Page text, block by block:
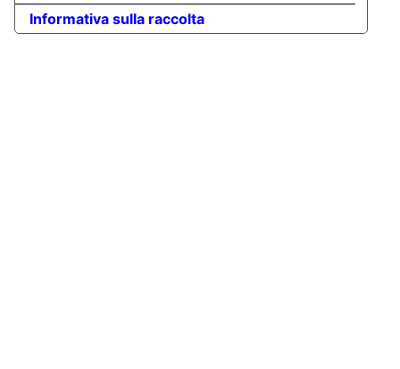
Informativa sulla raccolta